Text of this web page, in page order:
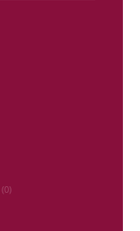
(0)